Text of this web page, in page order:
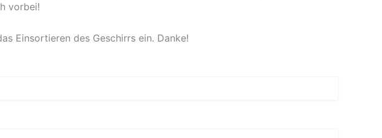
vorbei!
Einsortieren des Geschirrs ein. Danke!